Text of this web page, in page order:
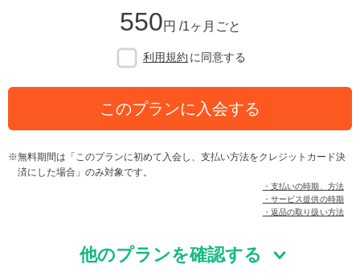
550円 /1ヶ月ごと
利用規約 に同意する
このプランに入会する
無料期間は「このプランに初めて入会し、支払い方法をクレジットカード決
済にした場合」のみ対象です。
・支払いの時期、方法
・サービス提供の時期
・返品の取り扱い方法
他のプランを確認する